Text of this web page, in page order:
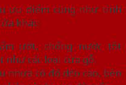
ưu điểm cũng như tính
khác:
ướt, chống nước tốt
như các loại cửa gỗ.
có độ dẻo cao, bền